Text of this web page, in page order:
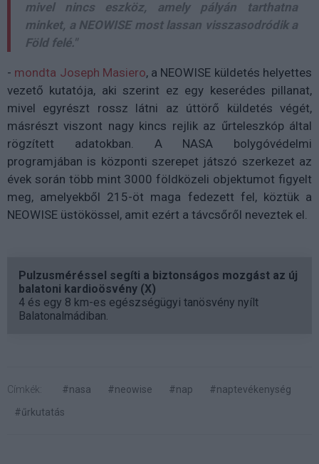
mivel nincs eszköz, amely pályán tarthatna
minket, a NEOWISE most lassan visszasodródik a
Föld felé."
- mondta Joseph Masiero, a NEOWISE küldetés helyettes
vezető kutatója, aki szerint ez egy keserédes pillanat,
mivel egyrészt rossz látni az úttörő küldetés végét,
másrészt viszont nagy kincs rejlik az űrteleszkóp által
rögzített adatokban. A NASA bolygóvédelmi
programjában is központi szerepet játszó szerkezet az
évek során több mint 3000 földközeli objektumot figyelt
meg, amelyekből 215-öt maga fedezett fel, köztük a
NEOWISE üstökössel, amit ezért a távcsőről neveztek el.
Pulzusméréssel segíti a biztonságos mozgást az új
balatoni kardioösvény (X)
4 és egy 8 km-es egészségügyi tanösvény nyílt
Balatonalmádiban.
Címkék: #nasa #neowise #nap
#naptevékenység
#űrkutatás